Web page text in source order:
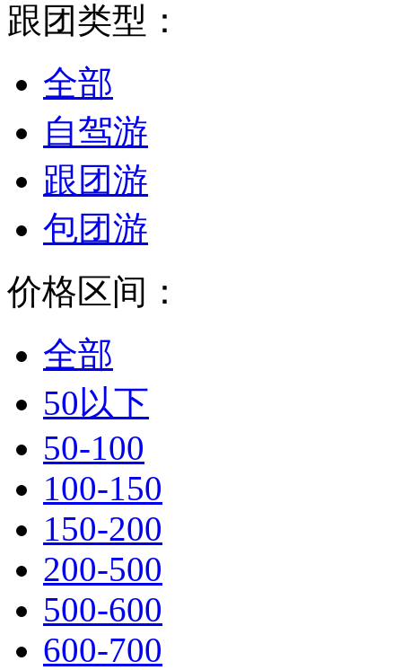
跟团类型：
全部
自驾游
跟团游
包团游
价格区间：
全部
50以下
50-100
100-150
150-200
200-500
500-600
600-700